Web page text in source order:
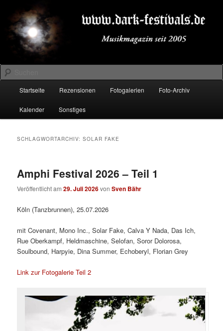
primären
Inhalt
springen
sekundären
Inhalt
springenDARK-FESTIVALS.DE
Suchen
Startseite Rezensionen Fotogalerien Foto-Archiv
Kalender Sonstiges
SCHLAGWORTARCHIV:SOLAR FAKE
Amphi Festival 2026 – Teil 1
Veröffentlicht am29. Juli 2026vonSven Bähr
Köln (Tanzbrunnen), 25.07.2026
mit Covenant, Mono Inc., Solar Fake, Calva Y Nada, Das Ich,
Rue Oberkampf, Heldmaschine, Selofan, Soror Dolorosa,
Soulbound, Harpyie, Dina Summer, Echoberyl, Florian Grey
Link zur Fotogalerie Teil 2